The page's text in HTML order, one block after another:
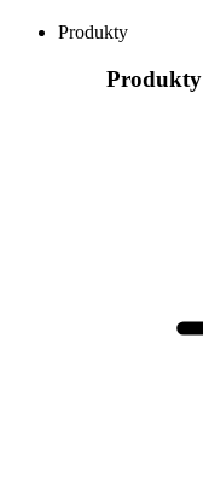
Produkty
Produkty